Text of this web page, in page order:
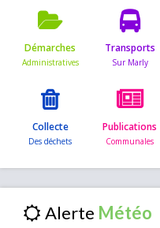
Démarches Transports
Collecte Publications
Alerte